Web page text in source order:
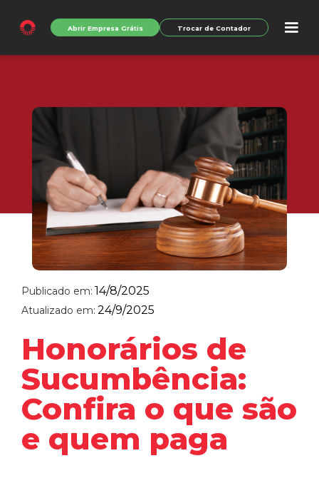
Abrir Empresa Grátis Trocar de Contador
Publicado em: 14/8/2025
Atualizado em: 24/9/2025
Honorários de
Sucumbência:
Confira o que são
e quem paga